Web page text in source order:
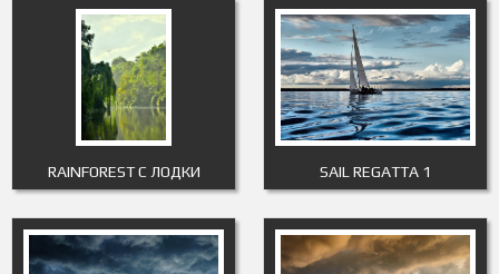
RAINFOREST С ЛОДКИ SAIL REGATTA 1